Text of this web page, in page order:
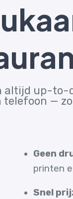
up-to-
—
Geen
printen
Snel